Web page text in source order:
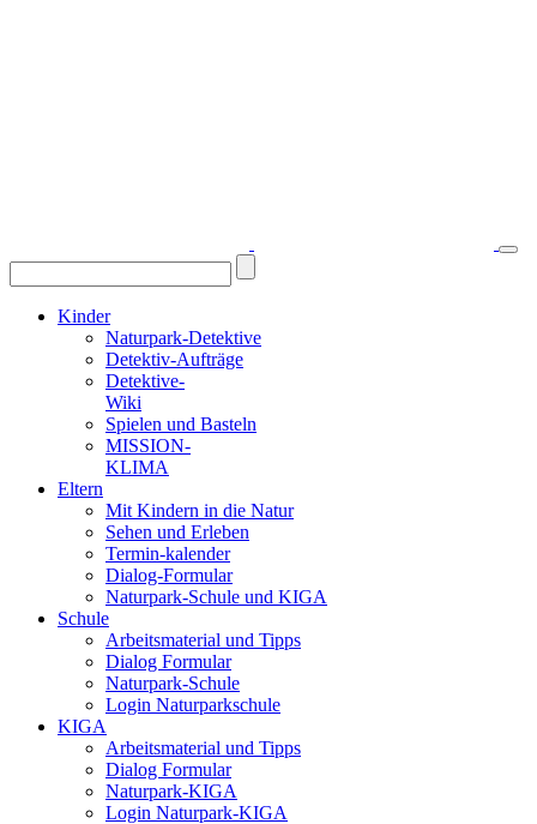
Kinder
Naturpark-Detektive
Detektiv-Aufträge
Detektive-
Wiki
Spielen und Basteln
MISSION-
KLIMA
Eltern
Mit Kindern in die Natur
Sehen und Erleben
Termin-kalender
Dialog-Formular
Naturpark-Schule und KIGA
Schule
Arbeitsmaterial und Tipps
Dialog Formular
Naturpark-Schule
Login Naturparkschule
KIGA
Arbeitsmaterial und Tipps
Dialog Formular
Naturpark-KIGA
Login Naturpark-KIGA